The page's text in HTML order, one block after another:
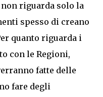
riguarda solo la
spesso di creano
quanto riguarda i
con le Regioni,
fatte delle
fare degli